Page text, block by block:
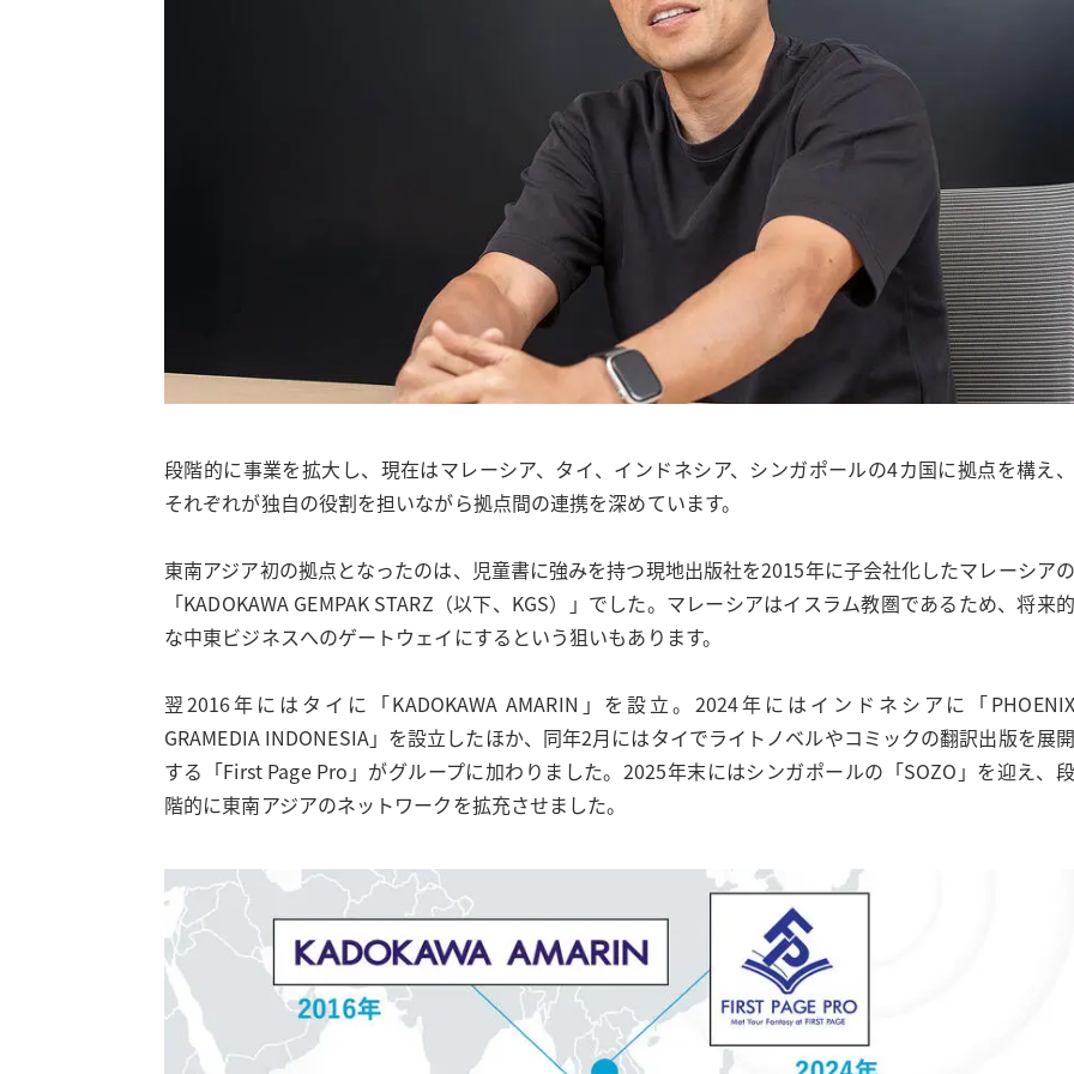
段階的に事業を拡大し、現在はマレーシア、タイ、インドネシア、シンガポールの4カ国に拠点を構え、
それぞれが独自の役割を担いながら拠点間の連携を深めています。
東南アジア初の拠点となったのは、児童書に強みを持つ現地出版社を2015年に子会社化したマレーシアの
「KADOKAWA GEMPAK STARZ（以下、KGS）」でした。マレーシアはイスラム教圏であるため、将来的
な中東ビジネスへのゲートウェイにするという狙いもあります。
翌2016年にはタイに「KADOKAWA AMARIN」を設立。2024年にはインドネシアに「PHOENIX
GRAMEDIA INDONESIA」を設立したほか、同年2月にはタイでライトノベルやコミックの翻訳出版を展開
する「First Page Pro」がグループに加わりました。2025年末にはシンガポールの「SOZO」を迎え、段
階的に東南アジアのネットワークを拡充させました。